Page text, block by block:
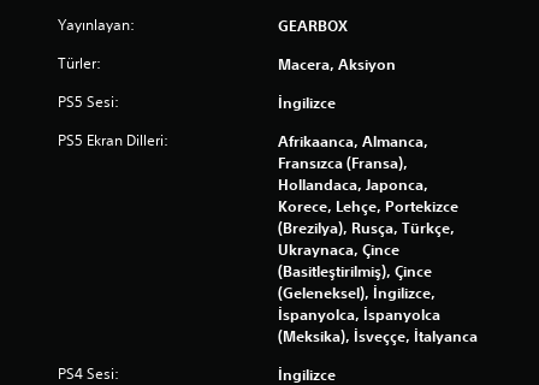
Yayınlayan: GEARBOX
Türler: Macera, Aksiyon
PS5 Sesi: İngilizce
PS5 Ekran Dilleri:
Afrikaanca, Almanca,
Fransızca (Fransa),
Hollandaca, Japonca,
Korece, Lehçe, Portekizce
(Brezilya), Rusça, Türkçe,
Ukraynaca, Çince
(Basitleştirilmiş), Çince
(Geleneksel), İngilizce,
İspanyolca, İspanyolca
(Meksika), İsveççe, İtalyanca
PS4 Sesi: İngilizce